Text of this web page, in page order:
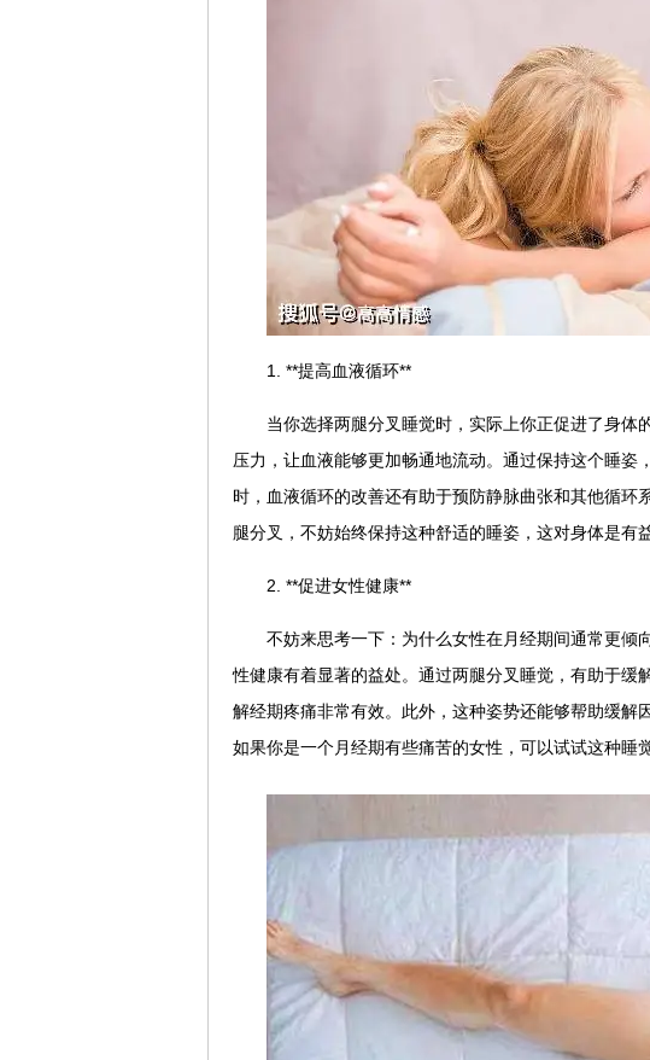
1. **提高血液循环**
当你选择两腿分叉睡觉时，实际上你正促进了身体
压力，让血液能够更加畅通地流动。通过保持这个睡姿
时，血液循环的改善还有助于预防静脉曲张和其他循
腿分叉，不妨始终保持这种舒适的睡姿，这对身体是有益
2. **促进女性健康**
不妨来思考一下：为什么女性在月经期间通常更倾
性健康有着显著的益处。通过两腿分叉睡觉，有助于缓
解经期疼痛非常有效。此外，这种姿势还能够帮助缓解
如果你是一个月经期有些痛苦的女性，可以试试这种睡